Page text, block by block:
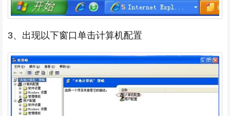
3、出现以下窗口单击计算机配置